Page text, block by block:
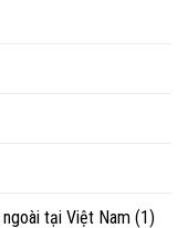
tại Việt Nam (1)